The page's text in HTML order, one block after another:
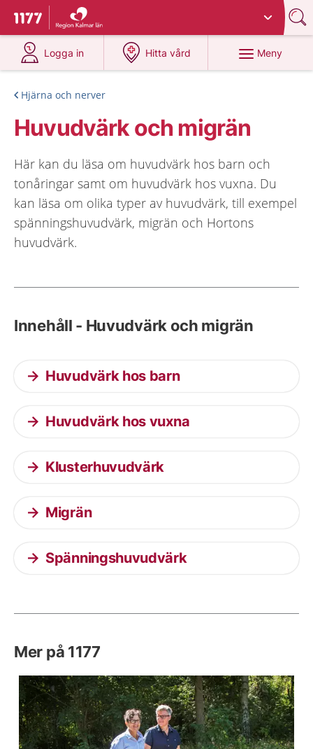
Till startsidan för 1177
Du har valt region
Logga in
på 1177.se
Hitta vård
på 1177.se
Meny
Hjärna och nerver
Huvudvärk och migrän
Här kan du läsa om huvudvärk hos barn och
tonåringar samt om huvudvärk hos vuxna. Du
kan läsa om olika typer av huvudvärk, till exempel
spänningshuvudvärk, migrän och Hortons
huvudvärk.
Innehåll - Huvudvärk och migrän
Huvudvärk hos barn
Huvudvärk hos vuxna
Klusterhuvudvärk
Migrän
Spänningshuvudvärk
Mer på 1177